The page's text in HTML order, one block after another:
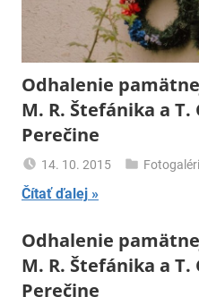
Odhalenie
M. R. Štefánika a T.
Perečine
14. 10. 2015
Čítať ďalej
Odhalenie
M. R. Štefánika a T.
Perečine